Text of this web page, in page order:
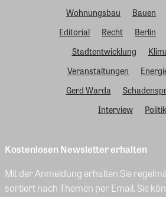
Wohnungsbau
Bauen
Editorial
Recht Berlin
Stadtentwicklung
Veranstaltungen
Gerd Warda
Interview
Politik
Kostenlosen Newsletter erhalten
Mit der Anmeldung erhalten Sie
sortiert nach Themen per Email. Sie